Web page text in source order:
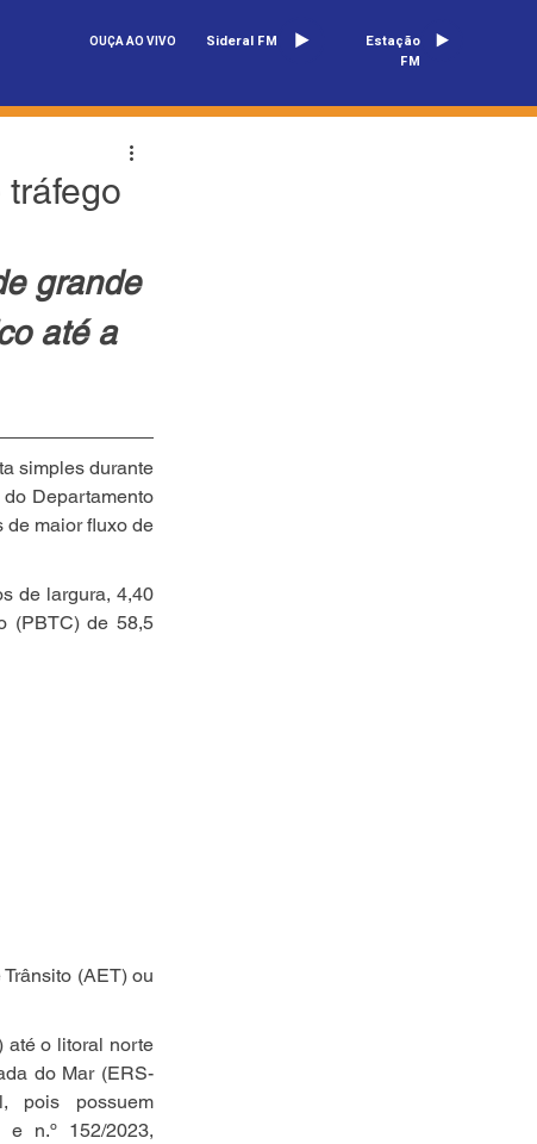
OUÇA AO VIVO Sideral FM
Estação
FM
grande
até a
simples durante
Departamento
de maior fluxo de
de largura, 4,40
(PBTC) de 58,5
(AET) ou
até o litoral norte
do Mar (ERS-
pois possuem
e n.º 152/2023,